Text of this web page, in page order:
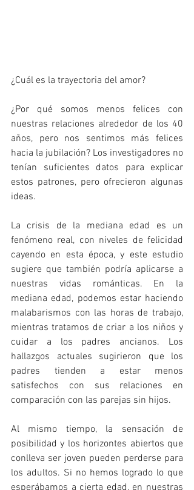
¿Cuál es la trayectoria del amor?
¿Por qué somos menos felices con
nuestras relaciones alrededor de los 40
años, pero nos sentimos más felices
hacia la jubilación? Los investigadores no
tenían suficientes datos para explicar
estos patrones, pero ofrecieron algunas
ideas.
La crisis de la mediana edad es un
fenómeno real, con niveles de felicidad
cayendo en esta época, y este estudio
sugiere que también podría aplicarse a
nuestras vidas románticas. En la
mediana edad, podemos estar haciendo
malabarismos con las horas de trabajo,
mientras tratamos de criar a los niños y
cuidar a los padres ancianos. Los
hallazgos actuales sugirieron que los
padres tienden a estar menos
satisfechos con sus relaciones en
comparación con las parejas sin hijos.
Al mismo tiempo, la sensación de
posibilidad y los horizontes abiertos que
conlleva ser joven pueden perderse para
los adultos. Si no hemos logrado lo que
esperábamos a cierta edad, en nuestras